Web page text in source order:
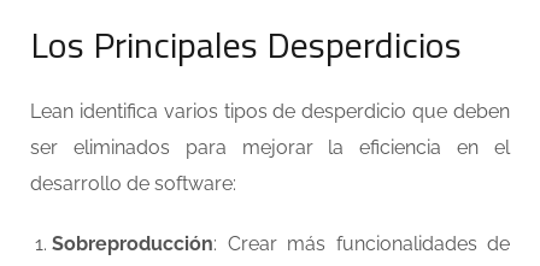
Los Principales Desperdicios
Lean identifica varios tipos de desperdicio que deben
ser eliminados para mejorar la eficiencia en el
desarrollo de software:
Sobreproducción: Crear más funcionalidades de